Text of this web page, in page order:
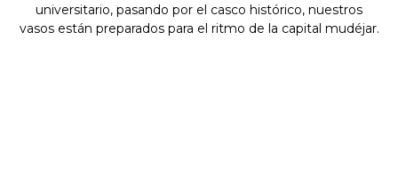
universitario, pasando por el casco histórico, nuestros
vasos están preparados para el ritmo de la capital mudéjar.